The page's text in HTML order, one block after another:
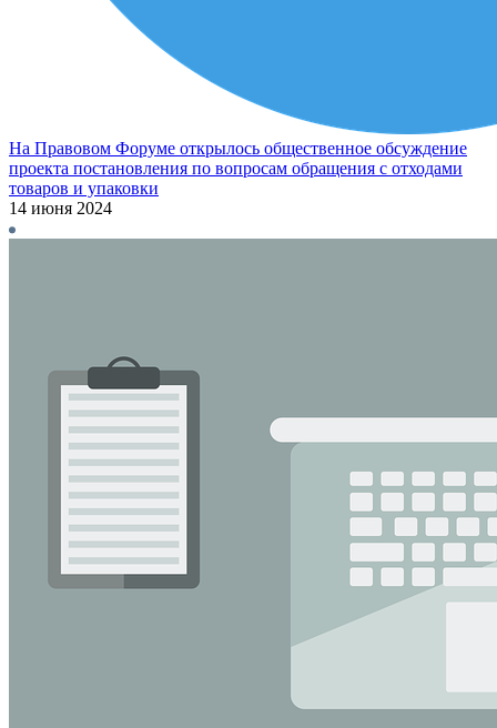
На Правовом Форуме открылось общественное обсуждение
проекта постановления по вопросам обращения с отходами
товаров и упаковки
14 июня 2024